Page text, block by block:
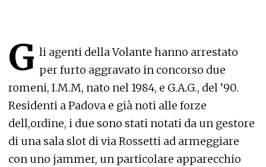
G li agenti della Volante hanno arrestato
per furto aggravato in concorso due
romeni, I.M.M, nato nel 1984, e G.A.G., del ’90.
Residenti a Padova e già noti alle forze
dell,ordine, i due sono stati notati da un gestore
di una sala slot di via Rossetti ad armeggiare
con uno jammer, un particolare apparecchio